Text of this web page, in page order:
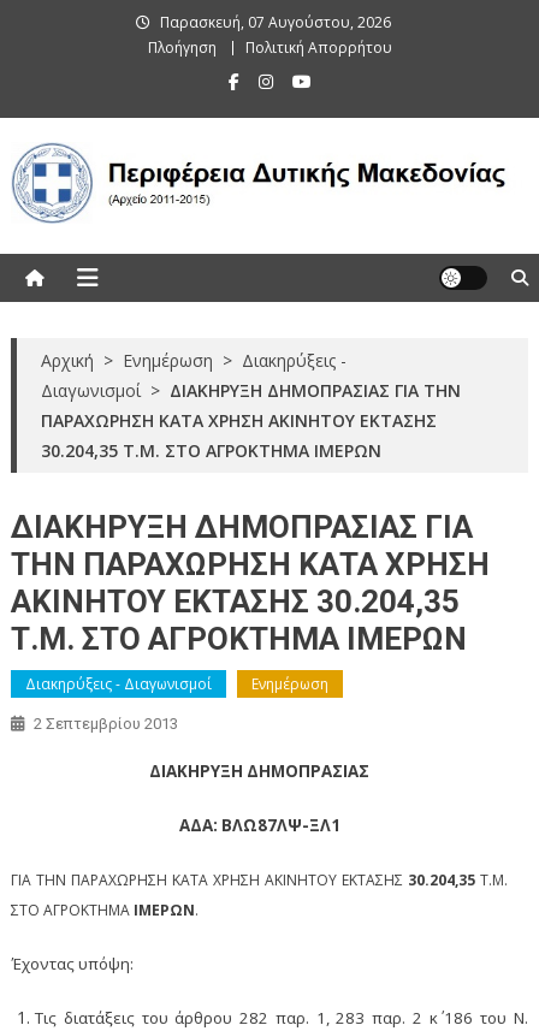
Παρασκευή, 07 Αυγούστου, 2026
Πλοήγηση
Πολιτική Απορρήτου
Αρχική > Ενημέρωση > Διακηρύξεις -
Διαγωνισμοί > ΔΙΑΚΗΡΥΞΗ ΔΗΜΟΠΡΑΣΙΑΣ ΓΙΑ ΤΗΝ
ΠΑΡΑΧΩΡΗΣΗ ΚΑΤΑ ΧΡΗΣΗ ΑΚΙΝΗΤΟΥ ΕΚΤΑΣΗΣ
30.204,35 Τ.Μ. ΣΤΟ ΑΓΡΟΚΤΗΜΑ ΙΜΕΡΩΝ
ΔΙΑΚΗΡΥΞΗ ΔΗΜΟΠΡΑΣΙΑΣ ΓΙΑ
ΤΗΝ ΠΑΡΑΧΩΡΗΣΗ ΚΑΤΑ ΧΡΗΣΗ
ΑΚΙΝΗΤΟΥ ΕΚΤΑΣΗΣ 30.204,35
Τ.Μ. ΣΤΟ ΑΓΡΟΚΤΗΜΑ ΙΜΕΡΩΝ
Διακηρύξεις - Διαγωνισμοί Ενημέρωση
2 Σεπτεμβρίου 2013
ΔΙΑΚΗΡΥΞΗ ΔΗΜΟΠΡΑΣΙΑΣ
ΑΔΑ: ΒΛΩ87ΛΨ-ΞΛ1
ΓΙΑ ΤΗΝ ΠΑΡΑΧΩΡΗΣΗ ΚΑΤΑ ΧΡΗΣΗ ΑΚΙΝΗΤΟΥ ΕΚΤΑΣΗΣ 30.204,35 Τ.Μ.
ΣΤΟ ΑΓΡΟΚΤΗΜΑ ΙΜΕΡΩΝ.
Έχοντας υπόψη:
Τις διατάξεις του άρθρου 282 παρ. 1, 283 παρ. 2 κ΄ 186 του Ν.